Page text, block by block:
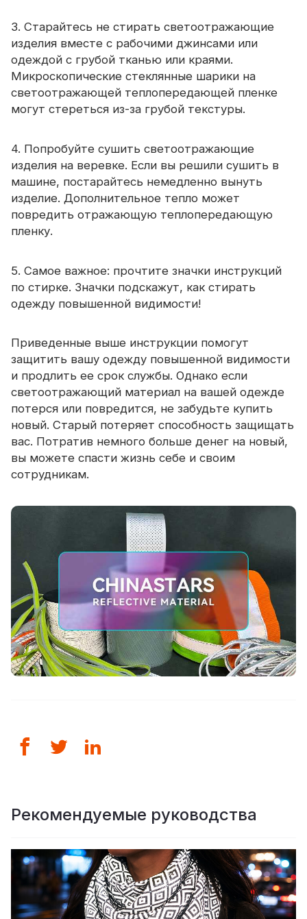
3. Старайтесь не стирать светоотражающие
изделия вместе с рабочими джинсами или
одеждой с грубой тканью или краями.
Микроскопические стеклянные шарики на
светоотражающей теплопередающей пленке
могут стереться из-за грубой текстуры.
4. Попробуйте сушить светоотражающие
изделия на веревке. Если вы решили сушить в
машине, постарайтесь немедленно вынуть
изделие. Дополнительное тепло может
повредить отражающую теплопередающую
пленку.
5. Самое важное: прочтите значки инструкций
по стирке. Значки подскажут, как стирать
одежду повышенной видимости!
Приведенные выше инструкции помогут
защитить вашу одежду повышенной видимости
и продлить ее срок службы. Однако если
светоотражающий материал на вашей одежде
потерся или повредится, не забудьте купить
новый. Старый потеряет способность защищать
вас. Потратив немного больше денег на новый,
вы можете спасти жизнь себе и своим
сотрудникам.
Рекомендуемые руководства